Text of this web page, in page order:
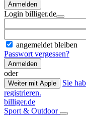
Anmelden
Login billiger.de
angemeldet bleiben
Passwort vergessen?
Anmelden
oder
Weiter mit Apple
Sie
registrieren.
billiger.de
Sport & Outdoor